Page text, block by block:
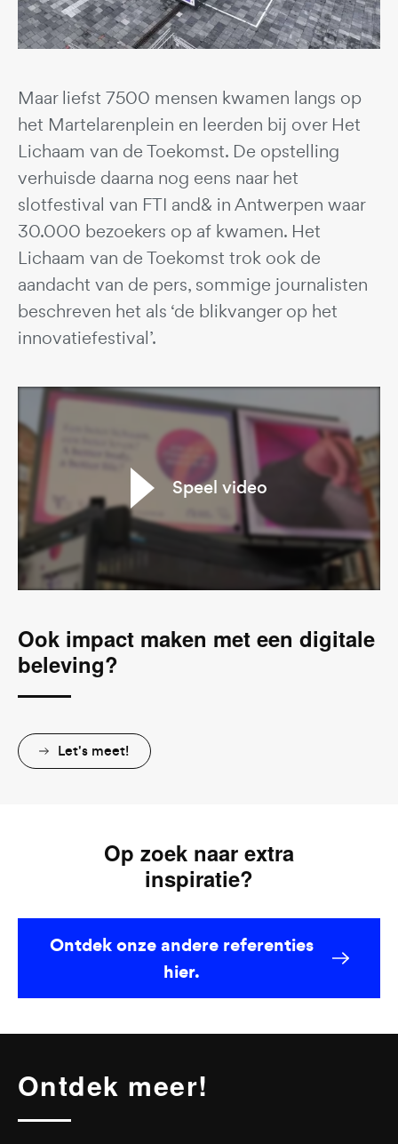
Maar liefst 7500 mensen kwamen langs op
het Martelarenplein en leerden bij over Het
Lichaam van de Toekomst. De opstelling
verhuisde daarna nog eens naar het
slotfestival van FTI and& in Antwerpen waar
30.000 bezoekers op af kwamen. Het
Lichaam van de Toekomst trok ook de
aandacht van de pers, sommige journalisten
beschreven het als ‘de blikvanger op het
innovatiefestival’.
Speel video
Ook impact maken met een digitale
beleving?
Let's meet!
Op zoek naar extra
inspiratie?
Ontdek onze andere referenties
hier.
Ontdek meer!